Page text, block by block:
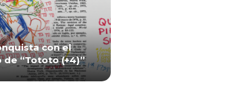
con el
“Tototo (+4)”